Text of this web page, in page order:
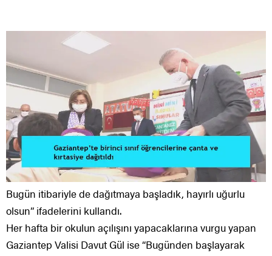
Bugün itibariyle de dağıtmaya başladık, hayırlı uğurlu
olsun” ifadelerini kullandı.
Her hafta bir okulun açılışını yapacaklarına vurgu yapan
Gaziantep Valisi Davut Gül ise “Bugünden başlayarak